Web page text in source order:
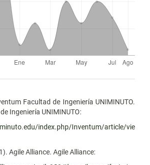
Facultad de Ingeniería UNIMINUTO.
Ingeniería UNIMINUTO:
index.php/Inventum/article/vie
Agile Alliance. Agile Alliance: